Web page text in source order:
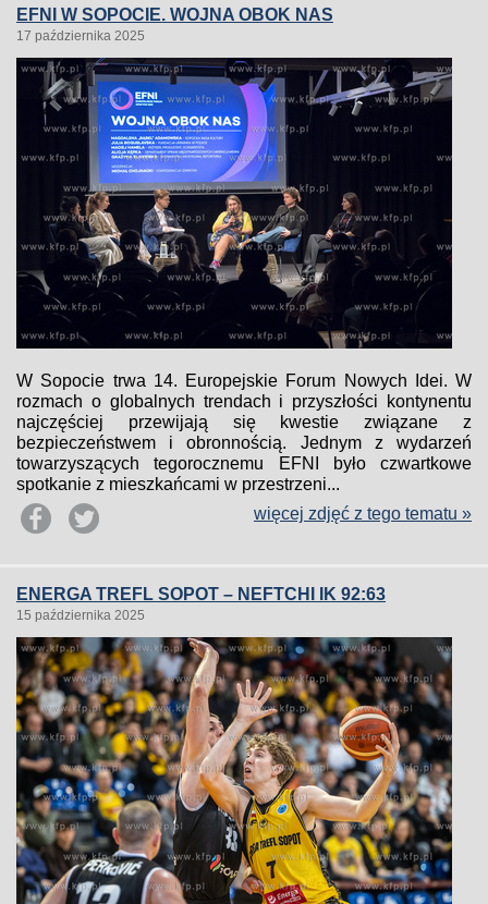
EFNI W SOPOCIE. WOJNA OBOK NAS
17 października 2025
W Sopocie trwa 14. Europejskie Forum Nowych Idei. W
rozmach o globalnych trendach i przyszłości kontynentu
najczęściej przewijają się kwestie związane z
bezpieczeństwem i obronnością. Jednym z wydarzeń
towarzyszących tegorocznemu EFNI było czwartkowe
spotkanie z mieszkańcami w przestrzeni...
więcej zdjęć z tego tematu »
ENERGA TREFL SOPOT – NEFTCHI IK 92:63
15 października 2025